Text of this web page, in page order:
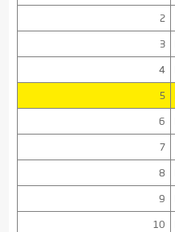
2
3
4
5
6
7
8
9
10